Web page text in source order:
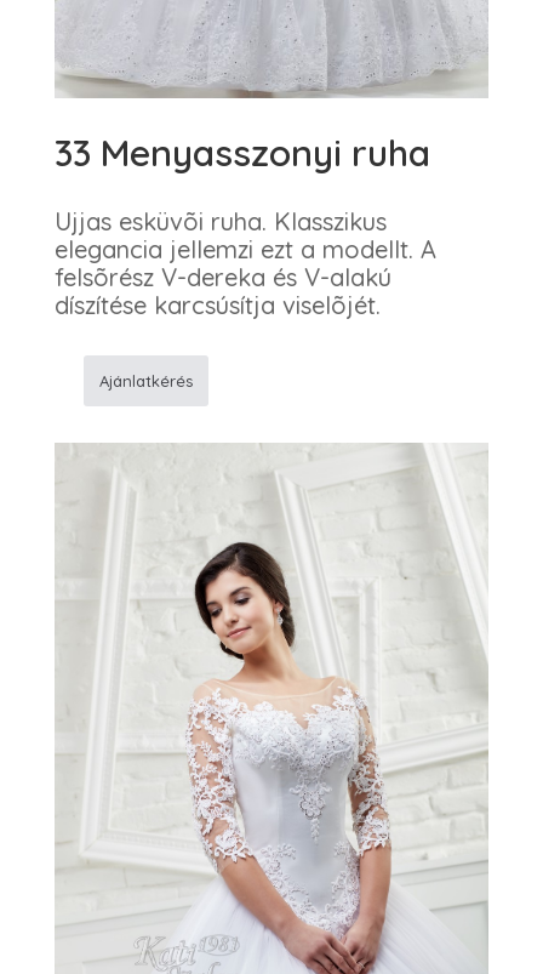
33 Menyasszonyi ruha
Ujjas esküvõi ruha. Klasszikus
elegancia jellemzi ezt a modellt. A
felsõrész V-dereka és V-alakú
díszítése karcsúsítja viselõjét.
ruha
mennyiség
Ajánlatkérés